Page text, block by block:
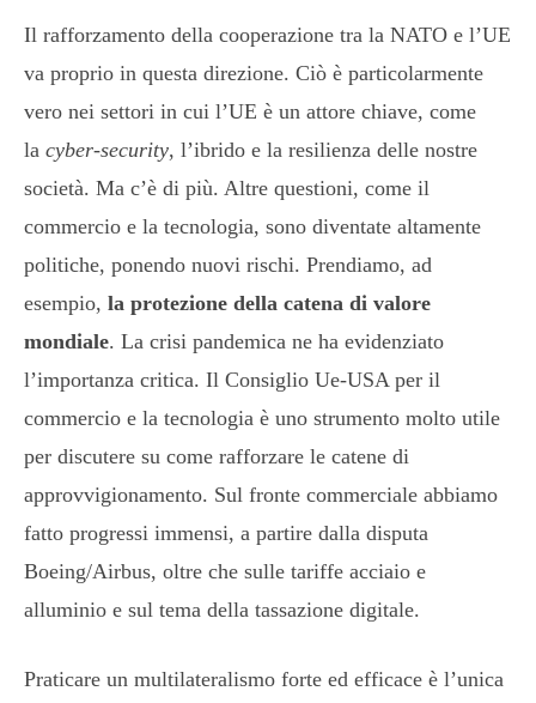
Il rafforzamento della cooperazione tra la NATO e l’UE
va proprio in questa direzione. Ciò è particolarmente
vero nei settori in cui l’UE è un attore chiave, come
la cyber-security, l’ibrido e la resilienza delle nostre
società. Ma c’è di più. Altre questioni, come il
commercio e la tecnologia, sono diventate altamente
politiche, ponendo nuovi rischi. Prendiamo, ad
esempio, la protezione della catena di valore
mondiale. La crisi pandemica ne ha evidenziato
l’importanza critica. Il Consiglio Ue-USA per il
commercio e la tecnologia è uno strumento molto utile
per discutere su come rafforzare le catene di
approvvigionamento. Sul fronte commerciale abbiamo
fatto progressi immensi, a partire dalla disputa
Boeing/Airbus, oltre che sulle tariffe acciaio e
alluminio e sul tema della tassazione digitale.
Praticare un multilateralismo forte ed efficace è l’unica